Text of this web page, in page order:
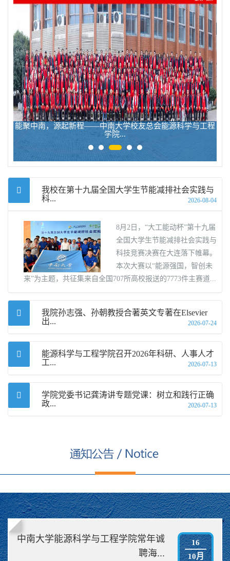
能聚中南，源起新程——中南大学校友总会能源科学与工程
学院...
我校在第十九届全国大学生节能减排社会实践与
科...
2026-08-04
8月2日，“大工能动杯”第十九届
全国大学生节能减排社会实践与
科技竞赛决赛在大连落下帷幕。
本次大赛以“能源强国，智创未
来”为主题，共征集来自全国707所高校报送的7773件主赛道...
我院孙志强、孙朝教授合著英文专著在Elsevier
出...
2026-07-24
能源科学与工程学院召开2026年科研、人事人才
工...
2026-07-13
学院党委书记龚涛讲专题党课：树立和践行正确
政...
2026-07-13
16
10月
中南大学能源科学与工程学院常年诚
聘海...